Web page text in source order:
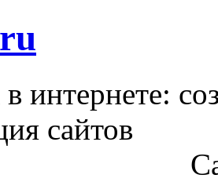
в интернете:
сайтов